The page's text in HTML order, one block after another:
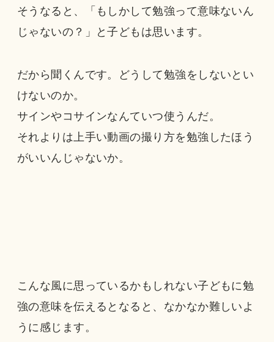
そうなると、「もしかして勉強って意味ないん
じゃないの？」と子どもは思います。
だから聞くんです。どうして勉強をしないとい
けないのか。
サインやコサインなんていつ使うんだ。
それよりは上手い動画の撮り方を勉強したほう
がいいんじゃないか。
こんな風に思っているかもしれない子どもに勉
強の意味を伝えるとなると、なかなか難しいよ
うに感じます。